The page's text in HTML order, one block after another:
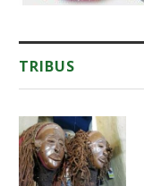
TRIBUS